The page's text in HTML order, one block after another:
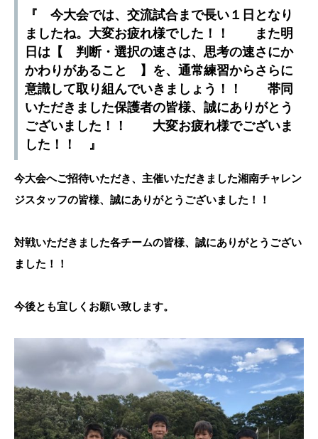
『 今大会では、交流試合まで長い１日となり
ましたね。大変お疲れ様でした！！ また明
日は【 判断・選択の速さは、思考の速さにか
かわりがあること 】を、通常練習からさらに
意識して取り組んでいきましょう！！ 帯同
いただきました保護者の皆様、誠にありがとう
ございました！！ 大変お疲れ様でございま
した！！ 』
今大会へご招待いただき、主催いただきました湘南チャレン
ジスタッフの皆様、誠にありがとうございました！！
対戦いただきました各チームの皆様、誠にありがとうござい
ました！！
今後とも宜しくお願い致します。